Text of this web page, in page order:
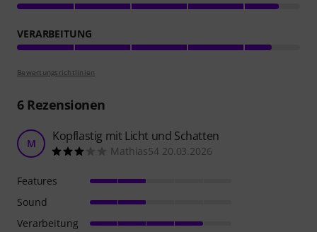
VERARBEITUNG
Bewertungsrichtlinien
6Rezensionen
M Kopflastig mit Licht und Schatten
Mathias54 20.03.2026
Features
Sound
Verarbeitung